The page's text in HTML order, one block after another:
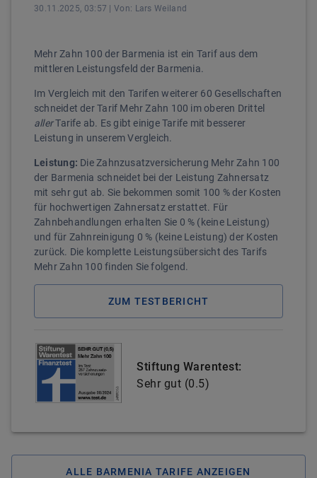
30.11.2025, 03:57 | Von: Lars Weiland
Mehr Zahn 100 der Barmenia ist ein Tarif aus dem
mittleren Leistungsfeld der Barmenia.
Im Vergleich mit den Tarifen weiterer 60 Gesellschaften
schneidet der Tarif Mehr Zahn 100 im oberen Drittel
allerTarife ab. Es gibt einige Tarife mit besserer
Leistung in unserem Vergleich.
Leistung: Die Zahnzusatzversicherung Mehr Zahn 100
der Barmenia schneidet bei der Leistung Zahnersatz
mit sehr gut ab. Sie bekommen somit 100 % der Kosten
für hochwertigen Zahnersatz erstattet. Für
Zahnbehandlungen erhalten Sie 0 % (keine Leistung)
und für Zahnreinigung 0 % (keine Leistung) der Kosten
zurück. Die komplette Leistungsübersicht des Tarifs
Mehr Zahn 100 finden Sie folgend.
ZUM TESTBERICHT
Stiftung Warentest:
Sehr gut (0.5)
ALLE BARMENIA TARIFE ANZEIGEN